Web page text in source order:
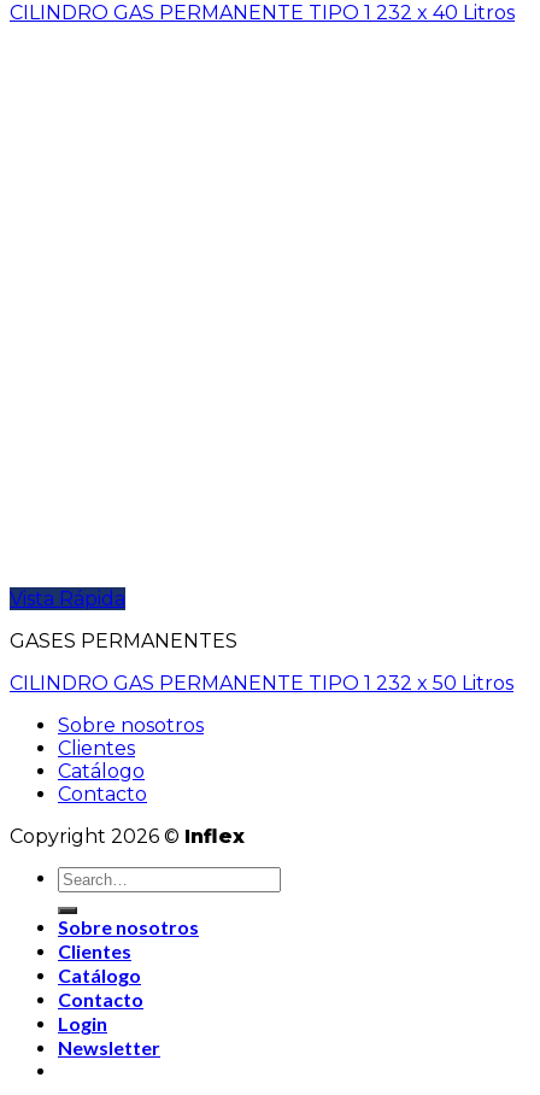
CILINDRO GAS PERMANENTE TIPO 1 232 x 40 Litros
Vista Rápida
GASES PERMANENTES
CILINDRO GAS PERMANENTE TIPO 1 232 x 50 Litros
Sobre nosotros
Clientes
Catálogo
Contacto
Copyright 2026 © Inflex
Sobre nosotros
Clientes
Catálogo
Contacto
Login
Newsletter